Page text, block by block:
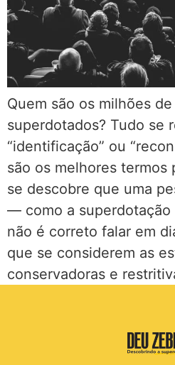
Quem são os milhões
superdotados? Tudo se
“identificação” ou
são os melhores termos
se descobre que uma
— como a superdotação
não é correto falar em
que se considerem as
conservadoras e